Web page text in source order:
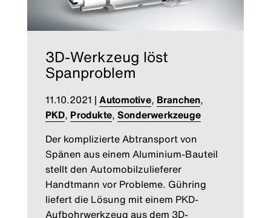
3D-Werkzeug löst
Spanproblem
11.10.2021 | Automotive, Branchen,
PKD, Produkte,Sonderwerkzeuge
Der komplizierte Abtransport von
Spänen aus einem Aluminium-Bauteil
stellt den Automobilzulieferer
Handtmann vor Probleme. Gühring
liefert die Lösung mit einem PKD-
Aufbohrwerkzeug aus dem 3D-